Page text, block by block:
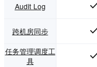
Audit Log
跨机房同步
任务管理调度工
具